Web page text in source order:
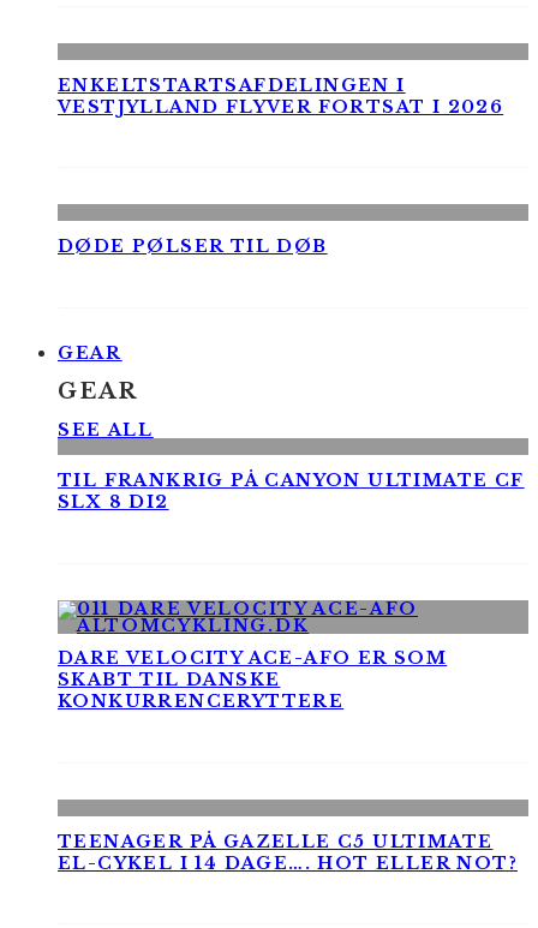
ENKELTSTARTSAFDELINGEN I
VESTJYLLAND FLYVER FORTSAT I 2026
DØDE PØLSER TIL DØB
GEAR
GEAR
SEE ALL
TIL FRANKRIG PÅ CANYON ULTIMATE CF
SLX 8 DI2
DARE VELOCITY ACE-AFO ER SOM
SKABT TIL DANSKE
KONKURRENCERYTTERE
TEENAGER PÅ GAZELLE C5 ULTIMATE
EL-CYKEL I 14 DAGE…. HOT ELLER NOT?